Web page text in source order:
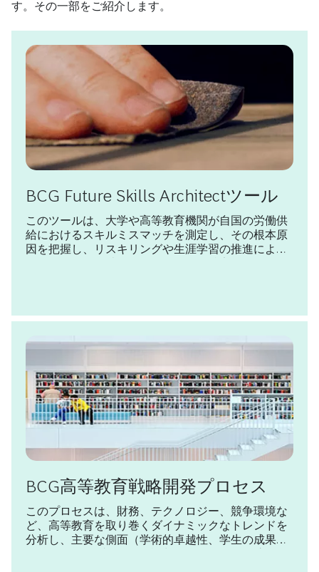
す。その一部をご紹介します。
BCG Future Skills Architectツール
このツールは、大学や高等教育機関が自国の労働供
給におけるスキルミスマッチを測定し、その根本原
因を把握し、リスキリングや生涯学習の推進により
BCG高等教育戦略開発プロセス
このプロセスは、財務、テクノロジー、競争環境な
ど、高等教育を取り巻くダイナミックなトレンドを
分析し、主要な側面（学術的卓越性、学生の成果、